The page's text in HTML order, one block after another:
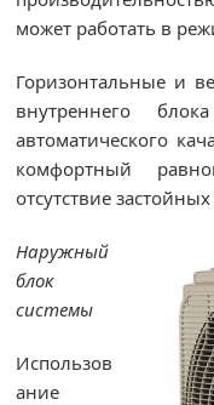
может работать в
Горизонтальные и
внутреннего
автоматического
комфортный
отсутствие
Наружный
блок
системы
Использов
ание